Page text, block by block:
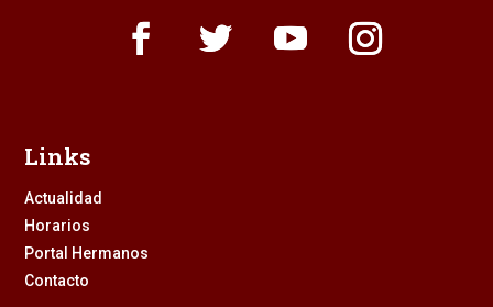
Links
Actualidad
Horarios
Portal Hermanos
Contacto